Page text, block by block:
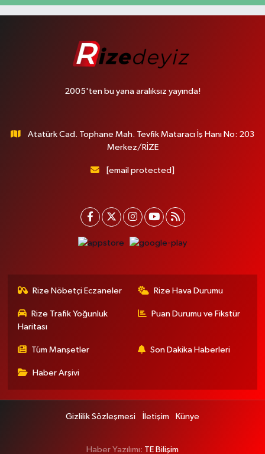
2005'ten bu yana aralıksız yayında!
Atatürk Cad. Tophane Mah. Tevfik Mataracı İş Hanı No: 203
Merkez/RİZE
[email protected]
Rize Nöbetçi Eczaneler Rize Hava Durumu
Rize Trafik Yoğunluk
Haritası
Puan Durumu ve Fikstür
Tüm Manşetler Son Dakika Haberleri
Haber Arşivi
Gizlilik Sözleşmesi İletişim Künye
Haber Yazılımı: TE Bilişim